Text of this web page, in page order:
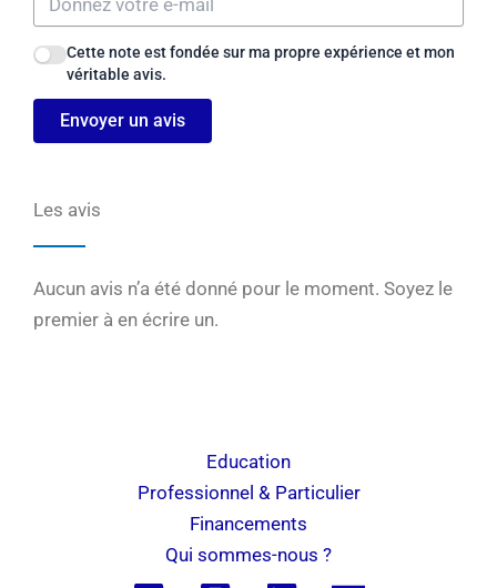
Cette note est fondée sur ma propre expérience et mon
véritable avis.
Envoyer un avis
Les avis
Aucun avis n’a été donné pour le moment. Soyez le
premier à en écrire un.
Education
Professionnel & Particulier
Financements
Qui sommes-nous ?